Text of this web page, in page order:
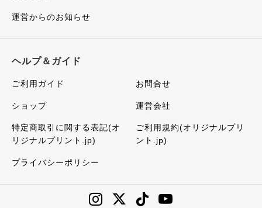
運営からのお知らせ
ヘルプ＆ガイド
ご利用ガイド お問合せ
ショップ 運営会社
特定商取引に関する表記(オ
リジナルプリント.jp)
ご利用規約(オリジナルプリ
ント.jp)
プライバシーポリシー